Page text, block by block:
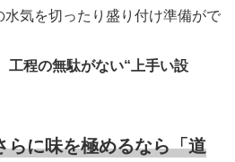
気を切ったり盛り付け準備がで
工程の無駄がない“上手い設
らに味を極めるなら「道